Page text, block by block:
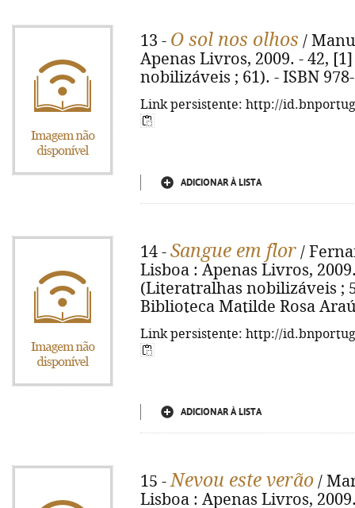
13 - O sol nos olhos /
Apenas Livros, 2009. - 42,
nobilizáveis ; 61). - ISBN
Link persistente: http://
ADICIONAR À LISTA
14 - Sangue em flor /
Lisboa : Apenas Livros,
(Literatralhas nobilizáveis ;
Biblioteca Matilde Rosa
Link persistente: http://
ADICIONAR À LISTA
15 -Nevou este verão /
Lisboa : Apenas Livros,